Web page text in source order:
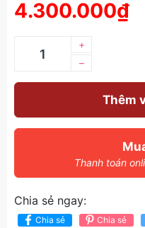
4.300.000₫
–
+
Thêm
Thanh toán
Chia sẻ ngay:
Chia sẻ Chia sẻ